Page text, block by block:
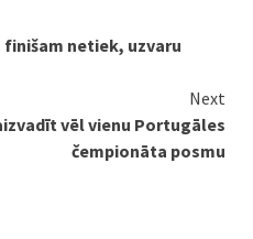
netiek, uzvaru
Next
vēl vienu Portugāles
čempionāta posmu